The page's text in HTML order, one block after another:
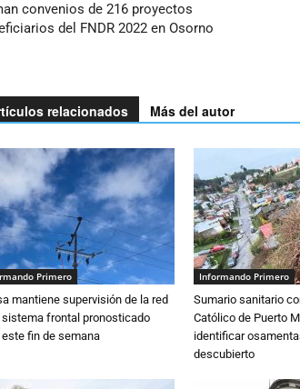
convenios de 216 proyectos
del FNDR 2022 en Osorno
relacionados Más del autor
Primero
mantiene supervisión de la red
sistema frontal pronosticado
este fin de semana
Informando Primero
Sumario sanitario
Católico de Puerto
identificar
descubierto